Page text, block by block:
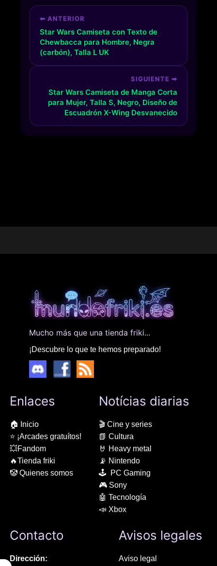
⬅ ANTERIOR
Star Wars Camiseta con Texto de
Chewbacca para Hombre, Negra
(carbón), Talla L UK
SIGUIENTE ➡
Star Wars Camiseta de Manga Corta
para Mujer, Talla S, Negro, Diseño de
Escuadrón X-Wing Desvanecido
Mucho más que una tienda friki...
¡Descubre lo que te hemos preparado!
Enlaces
🏠 Inicio
⭐ ¡Arcades gratuítos!
💥Fandom
🔥Tienda friki
🤡 Quienes somos
Notícias diarias
🎬 Cine y series
📗 Cultura
🤘 Heavy metal
📡 Nintendo
🕹 PC Gaming
🎮 Sony
🤖 Tecnología
📣 Xbox
Contacto
Dirección:
Avisos legales
Aviso legal